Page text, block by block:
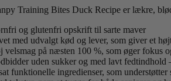
Training Bites Duck Recipe er lækre,
og glutenfri opskrift til sarte maver
med udvalgt kød og lever, som giver et
velsmag på næsten 100 %, som øger fokus
uden sukker og med lavt fedtindhold
funktionelle ingredienser, som understøtter